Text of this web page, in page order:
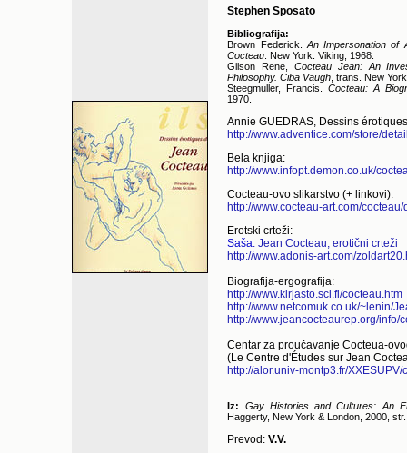
Stephen Sposato
Bibliografija:
Brown Federick. An Impersonation of
Cocteau . New York: Viking, 1968.
Gilson Rene,
Cocteau Jean: An
Philosophy. Ciba Vaugh , trans. New
Steegmuller, Francis.
Cocteau: A
1970.
Annie GUEDRAS, Dessins
http://www.adventice.com/store/
Bela knjiga:
http://www.infopt.demon.co.uk/
Cocteau-ovo slikarstvo (+ linkovi):
http://www.cocteau-art.com/
Erotski crteži:
Saša. Jean Cocteau, erotični crteži
http://www.adonis-art.com/
Biografija-ergografija:
http://www.kirjasto.sci.fi/cocteau.htm
http://www.netcomuk.co.uk/~lenin/
http://www.jeancocteaurep.org/info/
Centar za proučavanje Cocteua-
(Le Centre d'Études sur Jean
http://alor.univ-montp3.fr/XXESUPV/
Iz:
Gay Histories and Cultures: An
Haggerty, New York & London, 2000,
Prevod: V.V.